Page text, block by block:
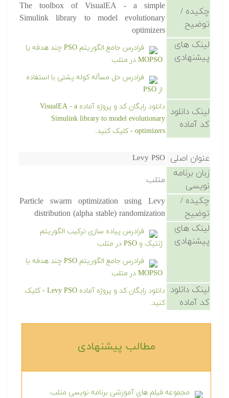
چکیده /
توضیح
The toolbox of VisualEA - a simple
Simulink library to model evolutionary
optimizers
لینک های
پیشنهادی
فرادرس جامع الگوریتم PSO چند هدفه یا
MOPSO در متلب
فرادرس حل مسأله کوله پشتی با استفاده
از PSO
لینک دانلود
کد آماده
دانلود رایگان کد و پروژه آماده VisualEA - a
Simulink library to model evolutionary
optimizers - کلیک کنید.
عنوان اصلی Levy PSO
زبان برنامه
نویسی
متلب
چکیده /
توضیح
Particle swarm optimization using Levy
distribution (alpha stable) randomization
لینک های
پیشنهادی
فرادرس پیاده سازی ترکیب الگوریتم
ژنتیک و PSO در متلب
فرادرس جامع الگوریتم PSO چند هدفه یا
MOPSO در متلب
لینک دانلود
کد آماده
دانلود رایگان کد و پروژه آماده Levy PSO - کلیک
کنید.
مطالب پیشنهادی‎
مجموعه فیلم های آموزشی برنامه نویسی متلب